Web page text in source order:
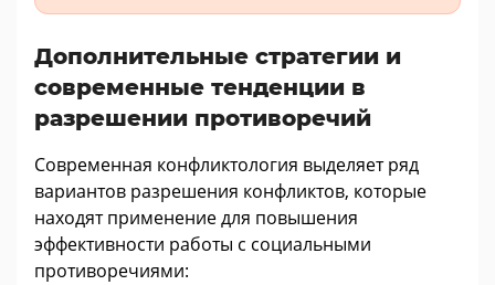
Дополнительные стратегии и
современные тенденции в
разрешении противоречий
Современная конфликтология выделяет ряд
вариантов разрешения конфликтов, которые
находят применение для повышения
эффективности работы с социальными
противоречиями: